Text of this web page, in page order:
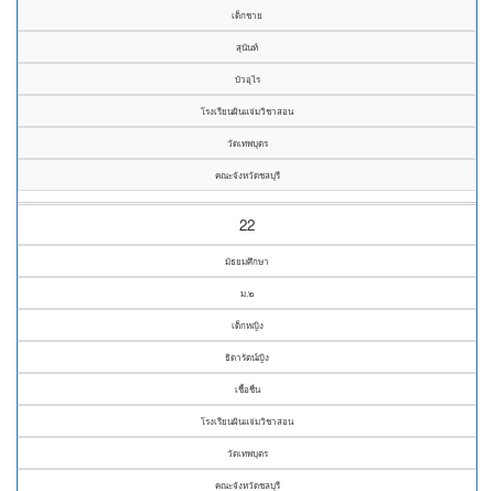
เด็กชาย
สุนันท์
บัวอุไร
โรงเรียนผินแจ่มวิชาสอน
วัดเทพบุตร
คณะจังหวัดชลบุรี
22
มัธยมศึกษา
ม.๒
เด็กหญิง
ธิดารัตน์ญิง
เชื้อชื่น
โรงเรียนผินแจ่มวิชาสอน
วัดเทพบุตร
คณะจังหวัดชลบุรี